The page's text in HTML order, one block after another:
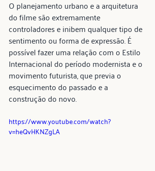
O planejamento urbano e a arquitetura
do filme são extremamente
controladores e inibem qualquer tipo de
sentimento ou forma de expressão. É
possível fazer uma relação com o Estilo
Internacional do período modernista e o
movimento futurista, que previa o
esquecimento do passado e a
construção do novo.
https://www.youtube.com/watch?
v=heQvHKNZgLA